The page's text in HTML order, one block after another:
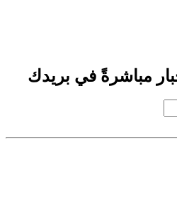
مباشرةً في بريدك